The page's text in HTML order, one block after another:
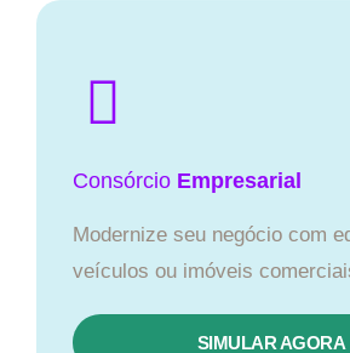
Consórcio Empresarial
Modernize seu negócio com
veículos ou imóveis
SIMULAR AGORA